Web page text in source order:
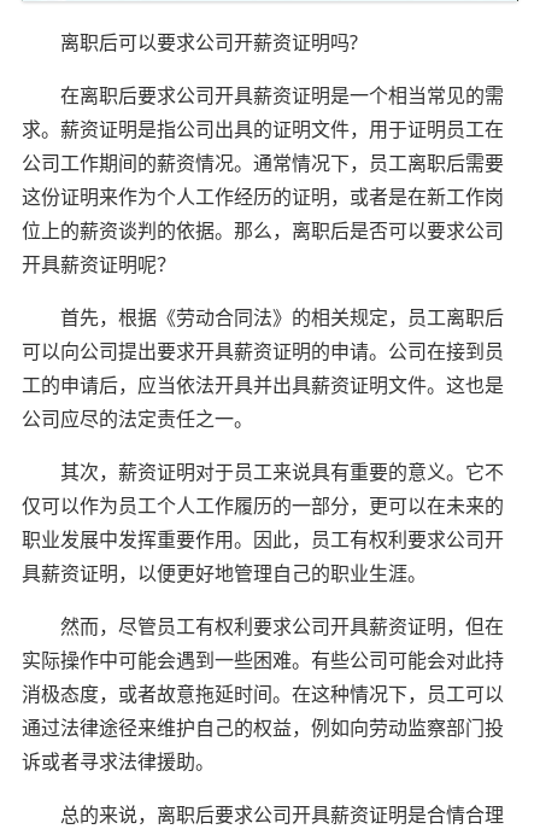
离职后可以要求公司开薪资证明吗?
在离职后要求公司开具薪资证明是一个相当常见的需
求。薪资证明是指公司出具的证明文件，用于证明员工在
公司工作期间的薪资情况。通常情况下，员工离职后需要
这份证明来作为个人工作经历的证明，或者是在新工作岗
位上的薪资谈判的依据。那么，离职后是否可以要求公司
开具薪资证明呢？
首先，根据《劳动合同法》的相关规定，员工离职后
可以向公司提出要求开具薪资证明的申请。公司在接到员
工的申请后，应当依法开具并出具薪资证明文件。这也是
公司应尽的法定责任之一。
其次，薪资证明对于员工来说具有重要的意义。它不
仅可以作为员工个人工作履历的一部分，更可以在未来的
职业发展中发挥重要作用。因此，员工有权利要求公司开
具薪资证明，以便更好地管理自己的职业生涯。
然而，尽管员工有权利要求公司开具薪资证明，但在
实际操作中可能会遇到一些困难。有些公司可能会对此持
消极态度，或者故意拖延时间。在这种情况下，员工可以
通过法律途径来维护自己的权益，例如向劳动监察部门投
诉或者寻求法律援助。
总的来说，离职后要求公司开具薪资证明是合情合理